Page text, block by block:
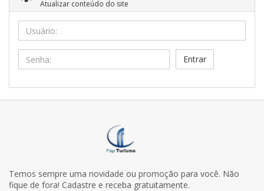
Atualizar conteúdo do site
Usuário:
Senha:
Temos sempre uma novidade ou promoção para você. Não
fique de fora! Cadastre e receba gratuitamente.